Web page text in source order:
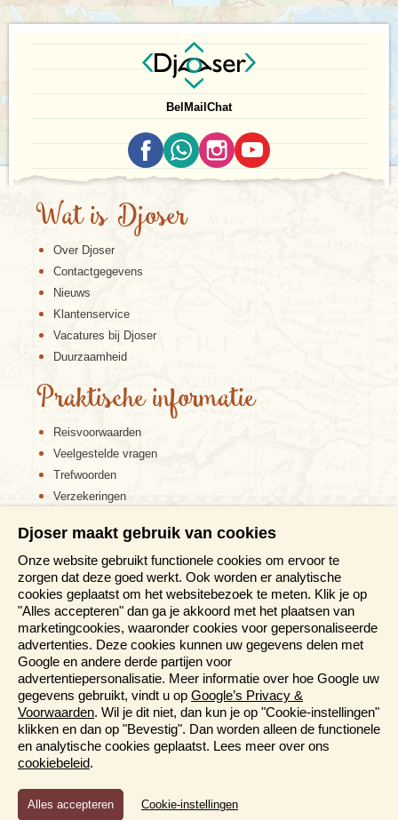
BelMailChat
Wat is Djoser
Over Djoser
Contactgegevens
Nieuws
Klantenservice
Vacatures bij Djoser
Duurzaamheid
Praktische informatie
Reisvoorwaarden
Veelgestelde vragen
Trefwoorden
Verzekeringen
Disclaimer
Cookiebeleid
Privacy verklaring
Reis en boek met Djoser zekerheid
Meer weten?
Brochures aanvragen
Informatiedagen
Magazine
Aanmelden nieuwsbrief
Djoser maakt gebruik van cookies
Onze website gebruikt functionele cookies om ervoor te
zorgen dat deze goed werkt. Ook worden er analytische
cookies geplaatst om het websitebezoek te meten. Klik je op
"Alles accepteren" dan ga je akkoord met het plaatsen van
marketingcookies, waaronder cookies voor gepersonaliseerde
advertenties. Deze cookies kunnen uw gegevens delen met
Google en andere derde partijen voor
advertentiepersonalisatie. Meer informatie over hoe Google uw
gegevens gebruikt, vindt u op Google’s Privacy &
Voorwaarden. Wil je dit niet, dan kun je op "Cookie-instellingen"
klikken en dan op "Bevestig". Dan worden alleen de functionele
en analytische cookies geplaatst. Lees meer over ons
cookiebeleid.
Functioneel en Analytisch
Cookies die er voor zorgen dat de website naar behoren
Cookie-instellingen